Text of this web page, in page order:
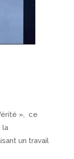
», ce
la
un travail